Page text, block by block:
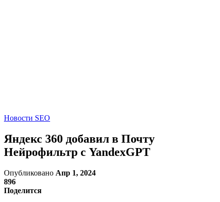
Новости SEO
Яндекс 360 добавил в Почту
Нейрофильтр с YandexGPT
Опубликовано Апр 1, 2024
896
Поделится